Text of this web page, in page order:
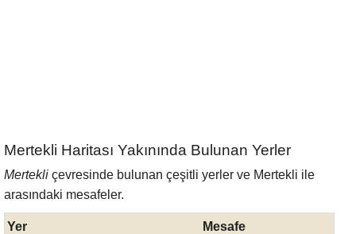
Mertekli Haritası Yakınında Bulunan Yerler
Mertekli çevresinde bulunan çeşitli yerler ve Mertekli ile
arasındaki mesafeler.
Yer
Mesafe